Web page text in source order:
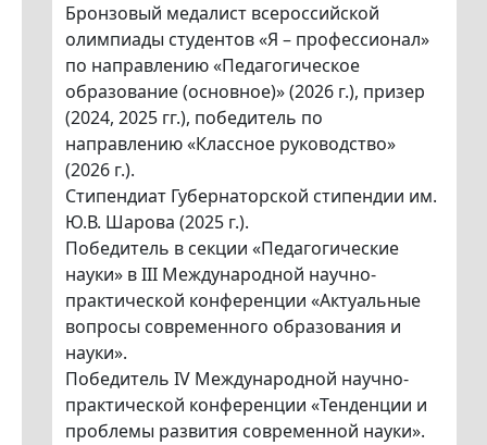
Бронзовый медалист всероссийской
олимпиады студентов «Я – профессионал»
по направлению «Педагогическое
образование (основное)» (2026 г.), призер
(2024, 2025 гг.), победитель по
направлению «Классное руководство»
(2026 г.).
Стипендиат Губернаторской стипендии им.
Ю.В. Шарова (2025 г.).
Победитель в секции «Педагогические
науки» в III Международной научно-
практической конференции «Актуальные
вопросы современного образования и
науки».
Победитель IV Международной научно-
практической конференции «Тенденции и
проблемы развития современной науки».